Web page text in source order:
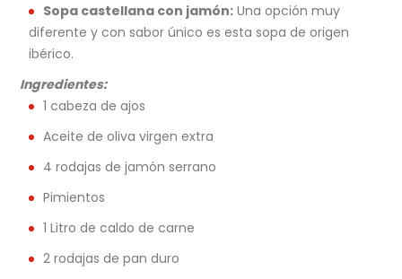
Sopa castellana con jamón: Una opción muy
diferente y con sabor único es esta sopa de origen
ibérico.
Ingredientes:
1 cabeza de ajos
Aceite de oliva virgen extra
4 rodajas de jamón serrano
Pimientos
1 Litro de caldo de carne
2 rodajas de pan duro